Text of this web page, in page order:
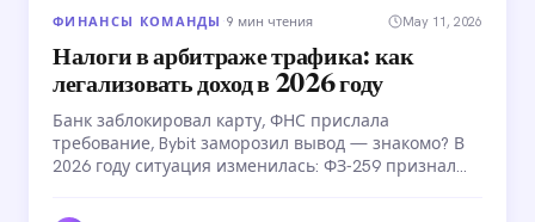
ФИНАНСЫ КОМАНДЫ ·9 мин чтения May 11, 2026
Налоги в арбитраже трафика: как
легализовать доход в 2026 году
Банк заблокировал карту, ФНС прислала
требование, Bybit заморозил вывод — знакомо? В
2026 году ситуация изменилась: ФЗ-259 признал